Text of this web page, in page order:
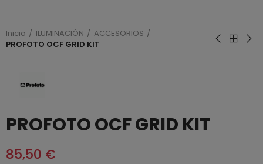
Inicio ILUMINACIÓN
ACCESORIOS
PROFOTO OCF GRID KIT
PROFOTO OCF GRID KIT
85,50 €